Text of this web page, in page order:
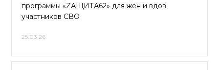
программы «ZАЩИТА62» для жен и вдов
участников СВО
25.03.26